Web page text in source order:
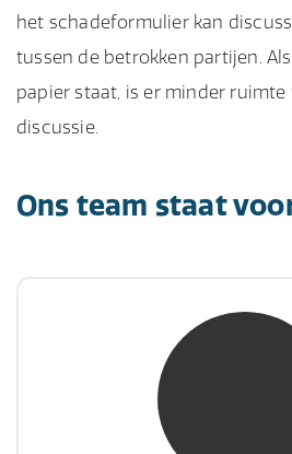
het schadeformulier kan
tussen de betrokken partijen.
papier staat, is er minder
discussie.
Ons team staat
mw. mr. S.
NIVRE Register-
“Als je de richting van
veranderen, verander dan